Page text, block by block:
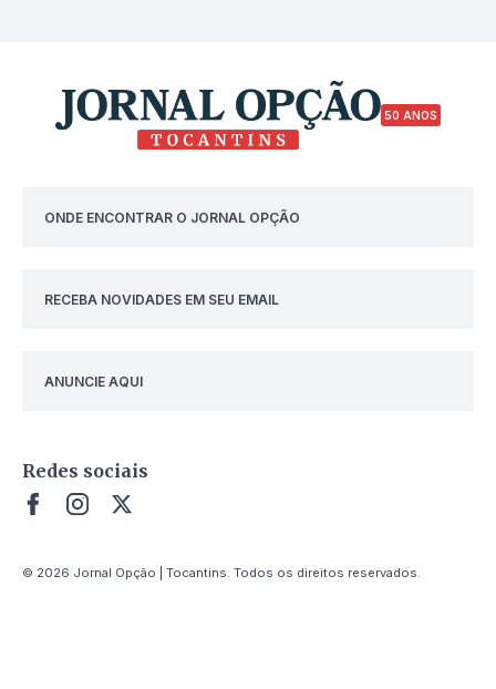
50 ANOS
ONDE ENCONTRAR O JORNAL OPÇÃO
RECEBA NOVIDADES EM SEU EMAIL
ANUNCIE AQUI
Redes sociais
© 2026 Jornal Opção | Tocantins. Todos os direitos reservados.